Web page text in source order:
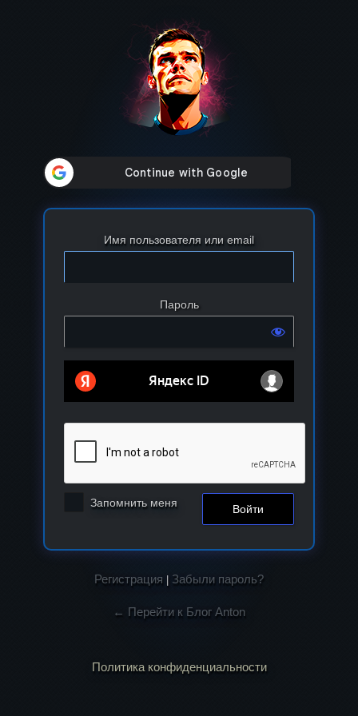
Имя пользователя или email
Пароль
Запомнить меня
Регистрация Забыли пароль?
← Перейти к Блог Anton
Политика конфиденциальности